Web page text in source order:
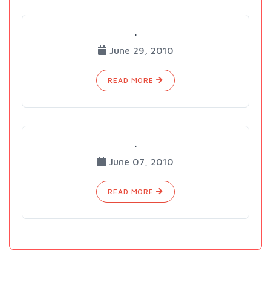
.
June 29, 2010
READ MORE
.
June 07, 2010
READ MORE